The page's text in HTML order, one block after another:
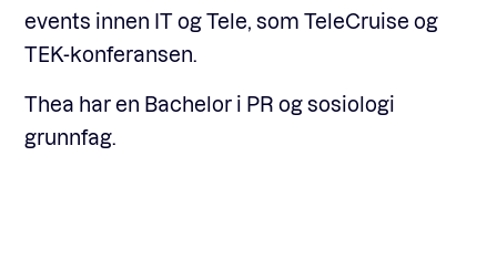
events innen IT og Tele, som TeleCruise og
TEK-konferansen.
Thea har en Bachelor i PR og sosiologi
grunnfag.